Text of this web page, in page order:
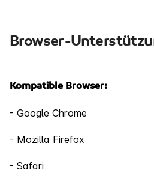
Browser-
Kompatible Browser:
- Google Chrome
- Mozilla Firefox
- Safari